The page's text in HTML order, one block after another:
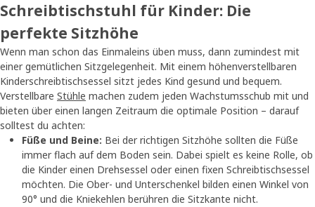
Schreibtischstuhl für Kinder: Die
perfekte Sitzhöhe
Wenn man schon das Einmaleins üben muss, dann zumindest mit
einer gemütlichen Sitzgelegenheit. Mit einem höhenverstellbaren
Kinderschreibtischsessel sitzt jedes Kind gesund und bequem.
Verstellbare Stühle machen zudem jeden Wachstumsschub mit und
bieten über einen langen Zeitraum die optimale Position – darauf
solltest du achten:
Füße und Beine: Bei der richtigen Sitzhöhe sollten die Füße
immer flach auf dem Boden sein. Dabei spielt es keine Rolle, ob
die Kinder einen Drehsessel oder einen fixen Schreibtischsessel
möchten. Die Ober- und Unterschenkel bilden einen Winkel von
90° und die Kniekehlen berühren die Sitzkante nicht.